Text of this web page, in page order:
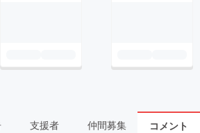
支援者 仲間募集 コメント